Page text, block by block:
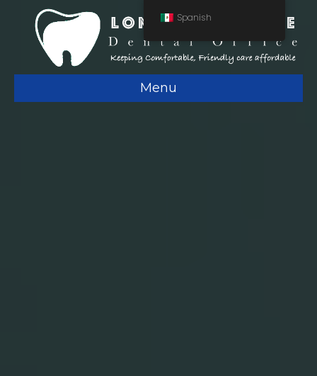
Menu
Spanish